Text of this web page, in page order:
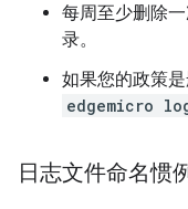
每周至少删除
录。
如果您的政策
edgemicro
日志文件命名惯